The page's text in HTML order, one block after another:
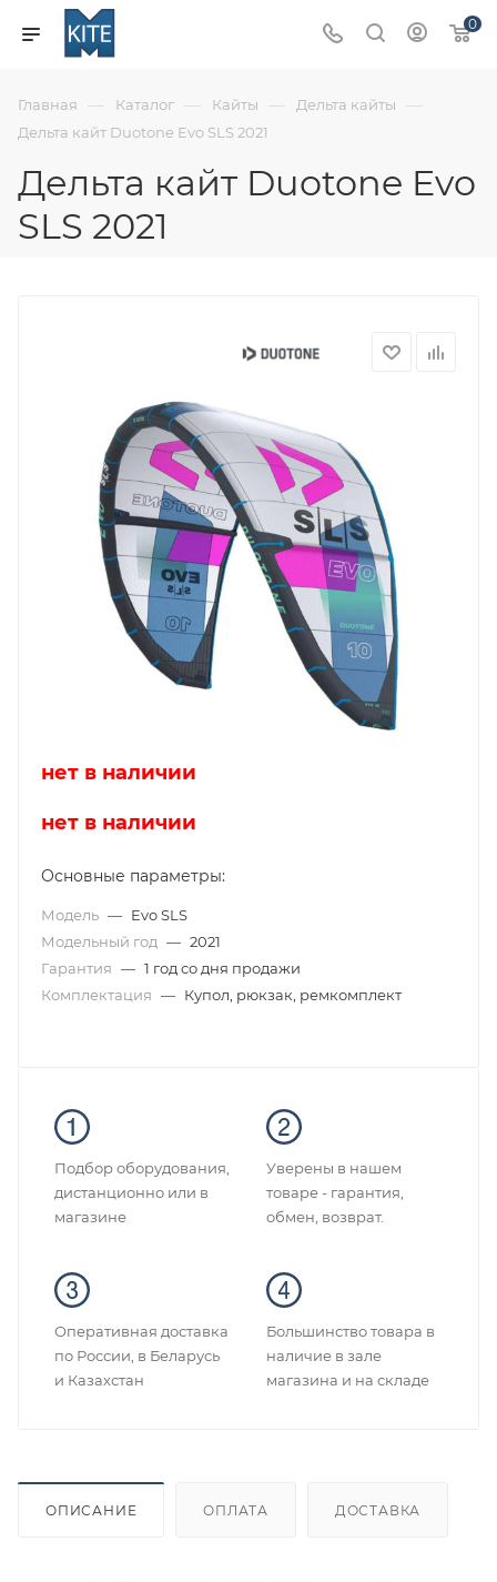
0
Главная — Каталог — Кайты — Дельта кайты —
Дельта кайт Duotone Evo SLS 2021
Дельта кайт Duotone Evo
SLS 2021
нет в наличии
нет в наличии
Основные параметры:
Модель — Evo SLS
Модельный год — 2021
Гарантия — 1 год со дня продажи
Комплектация — Купол, рюкзак, ремкомплект
Подбор оборудования,
дистанционно или в
магазине
Уверены в нашем
товаре - гарантия,
обмен, возврат.
Оперативная доставка
по России, в Беларусь
и Казахстан
Большинство товара в
наличие в зале
магазина и на складе
ОПИСАНИЕ ОПЛАТА ДОСТАВКА